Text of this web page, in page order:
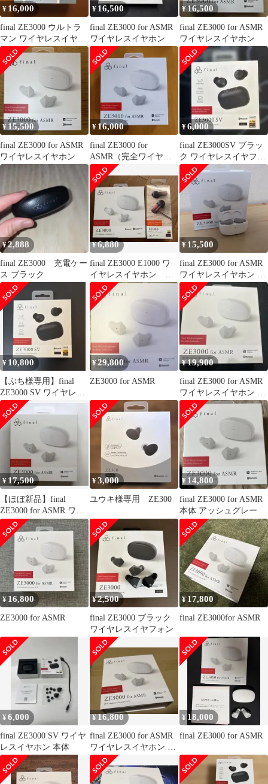
¥ 16,000
final ZE3000 ウルトラ
マン ワイヤレスイヤホ
ン
¥ 16,500
final ZE3000 for ASMR
ワイヤレスイヤホン
¥16,500
final ZE3000 for ASMR
ワイヤレスイヤホン
¥15,500
final ZE3000 for ASMR
ワイヤレスイヤホン
¥ 16,000
final ZE3000 for
ASMR（完全ワイヤレ
スイヤホン）
¥6,000
final ZE3000SV ブラッ
ク ワイヤレスイヤフォ
ン
¥2,888
final ZE3000 充電ケー
ス ブラック
¥6,880
final ZE3000 E1000 ワ
イヤレスイヤホン 有
線イヤホン
¥ 15,500
final ZE3000 for ASMR
ワイヤレスイヤホン 本
体
¥ 10,800
【ぶち様専用】final
ZE3000 SV ワイヤレス
イヤフォン 本体
¥29,800
ZE3000 for ASMR
¥19,900
final ZE3000 for ASMR
ワイヤレスイヤホン 本
体
¥ 17,500
【ほぼ新品】final
ZE3000 for ASMR ワイ
ヤレスイヤホン
¥3,000
ユウキ様専用 ZE300
¥14,800
final ZE3000 for ASMR
本体 アッシュグレー
¥ 16,800
ZE3000 for ASMR
¥2,500
final ZE3000 ブラック
ワイヤレスイヤフォン
¥ 17,800
final ZE3000for ASMR
¥6,000
final ZE3000 SV ワイヤ
レスイヤホン 本体
¥16,800
final ZE3000 for ASMR
ワイヤレスイヤホン 本
体
¥ 18,000
final ZE3000 for ASMR